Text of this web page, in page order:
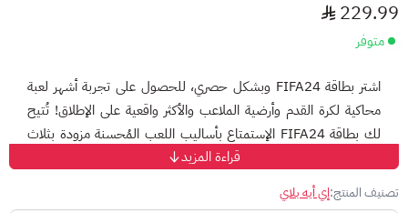
229.99
متوفر
اشتر بطاقة FIFA24 وبشكل حصري، للحصول على تجربة أشهر لعبة
محاكية لكرة القدم وأرضية الملاعب والأكثر واقعية على الإطلاق! تُتيح
لك بطاقة FIFA24 الإستمتاع بأساليب اللعب المُحسنة مزودة بثلاث
تقنيات لتعزيز الواقعية. ابنِّ تشكيلة أحلامك وتنافس مع اللاعبين من
مختلف أنحاء العالم باستخدام أنماط اللعب المختلفة!
قراءة المزيد
تصنيف المنتج:إي أيه بلاي